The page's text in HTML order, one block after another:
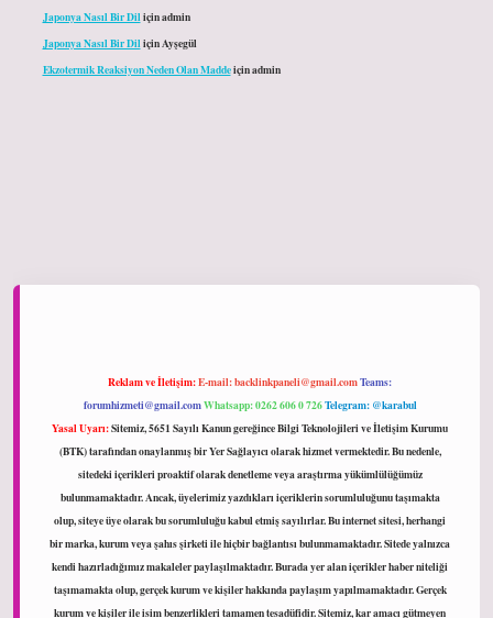
Japonya Nasıl Bir Diliçinadmin
Japonya Nasıl Bir DiliçinAyşegül
Ekzotermik Reaksiyon Neden Olan Maddeiçinadmin
Reklam ve İletişim:E-mail:backlinkpaneli@gmail.comTeams:
forumhizmeti@gmail.comWhatsapp: 0262 606 0 726Telegram: @karabul
Yasal Uyarı:Sitemiz, 5651 Sayılı Kanun gereğince Bilgi Teknolojileri ve İletişim Kurumu
(BTK) tarafından onaylanmış bir Yer Sağlayıcı olarak hizmet vermektedir. Bu nedenle,
sitedeki içerikleri proaktif olarak denetleme veya araştırma yükümlülüğümüz
bulunmamaktadır. Ancak, üyelerimiz yazdıkları içeriklerin sorumluluğunu taşımakta
olup, siteye üye olarak bu sorumluluğu kabul etmiş sayılırlar. Bu internet sitesi, herhangi
bir marka, kurum veya şahıs şirketi ile hiçbir bağlantısı bulunmamaktadır. Sitede yalnızca
kendi hazırladığımız makaleler paylaşılmaktadır. Burada yer alan içerikler haber niteliği
taşımamakta olup, gerçek kurum ve kişiler hakkında paylaşım yapılmamaktadır. Gerçek
kurum ve kişiler ile isim benzerlikleri tamamen tesadüfidir. Sitemiz, kar amacı gütmeyen